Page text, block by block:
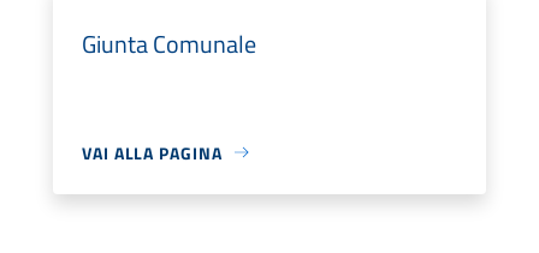
Giunta Comunale
VAI ALLA PAGINA